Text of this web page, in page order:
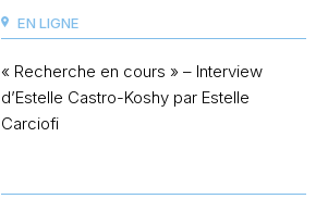
EN LIGNE
« Recherche en cours » – Interview
d’Estelle Castro-Koshy par Estelle
Carciofi